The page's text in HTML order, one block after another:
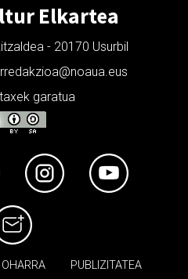
Elkartea
- 20170 Usurbil
garatua
OHARRA PUBLIZITATEA